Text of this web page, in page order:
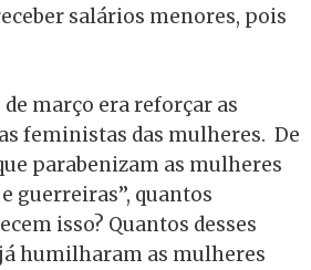
salários menores, pois
março era reforçar as
feministas das mulheres. De
parabenizam as mulheres
guerreiras’’, quantos
isso? Quantos desses
humilharam as mulheres